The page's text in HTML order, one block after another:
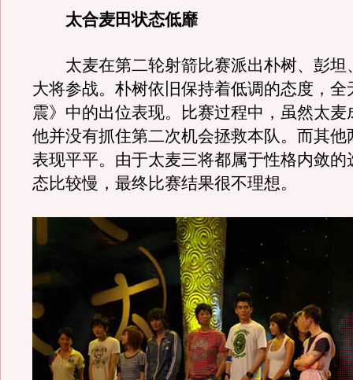
太合麦田状态低靡
太麦在第二轮射箭比赛派出朴树、彭坦
大将参战。朴树依旧保持着低调的态度，全
震》中的出位表现。比赛过程中，虽然太麦
他并没有抓住第二次机会拯救本队。而其他
表现平平。由于太麦三将都属于性格内敛的
态比较慢，最终比赛结果很不理想。